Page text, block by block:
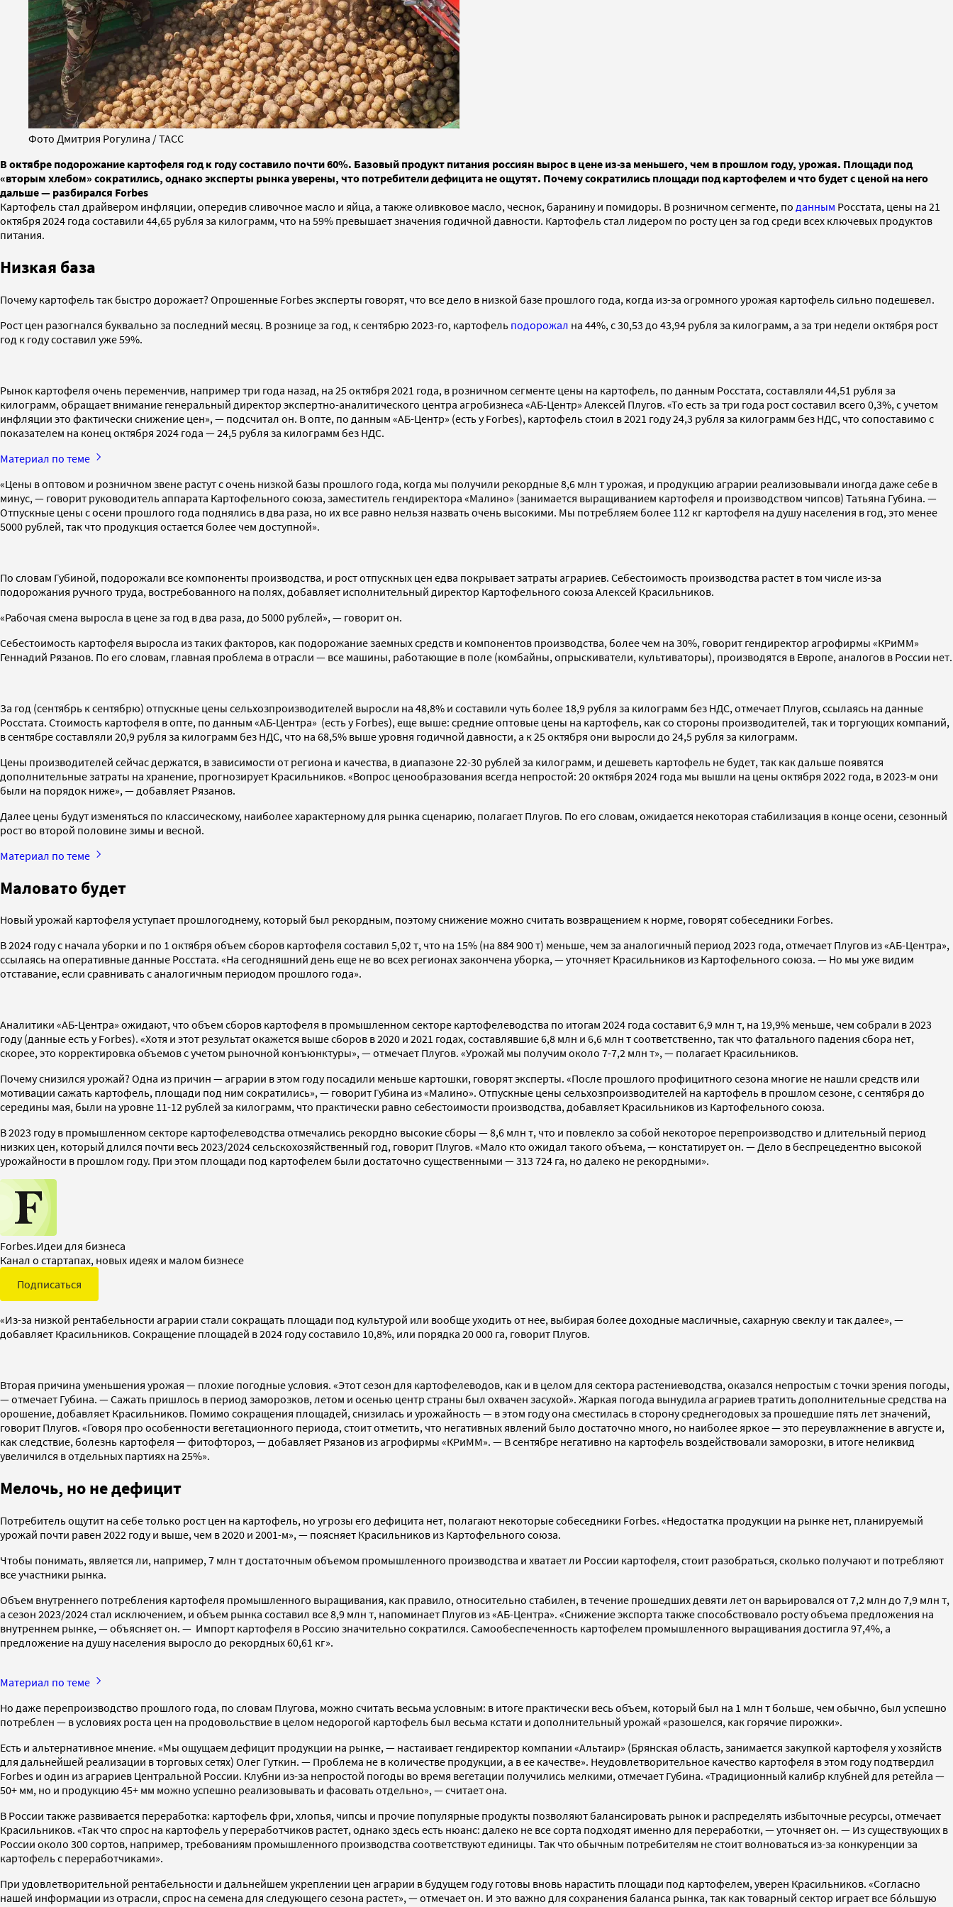
Фото Дмитрия Рогулина / ТАСС
В октябре подорожание картофеля год к году составило почти 60%. Базовый продукт питания россиян вырос в цене из-за меньшего, чем в прошлом году, урожая. Площади под
«вторым хлебом» сократились, однако эксперты рынка уверены, что потребители дефицита не ощутят. Почему сократились площади под картофелем и что будет с ценой на него
дальше — разбирался Forbes
Картофель стал драйвером инфляции, опередив сливочное масло и яйца, а также оливковое масло, чеснок, баранину и помидоры. В розничном сегменте, по данным Росстата, цены на 21
октября 2024 года составили 44,65 рубля за килограмм, что на 59% превышает значения годичной давности. Картофель стал лидером по росту цен за год среди всех ключевых продуктов
питания.
Низкая база
Почему картофель так быстро дорожает? Опрошенные Forbes эксперты говорят, что все дело в низкой базе прошлого года, когда из-за огромного урожая картофель сильно подешевел.
Рост цен разогнался буквально за последний месяц. В рознице за год, к сентябрю 2023-го, картофель подорожал на 44%, с 30,53 до 43,94 рубля за килограмм, а за три недели октября рост
год к году составил уже 59%.
Рынок картофеля очень переменчив, например три года назад, на 25 октября 2021 года, в розничном сегменте цены на картофель, по данным Росстата, составляли 44,51 рубля за
килограмм, обращает внимание генеральный директор экспертно-аналитического центра агробизнеса «АБ-Центр» Алексей Плугов. «То есть за три года рост составил всего 0,3%, с учетом
инфляции это фактически снижение цен», — подсчитал он. В опте, по данным «АБ-Центр» (есть у Forbes), картофель стоил в 2021 году 24,3 рубля за килограмм без НДС, что сопоставимо с
показателем на конец октября 2024 года — 24,5 рубля за килограмм без НДС.
Материал по теме
«Цены в оптовом и розничном звене растут с очень низкой базы прошлого года, когда мы получили рекордные 8,6 млн т урожая, и продукцию аграрии реализовывали иногда даже себе в
минус, — говорит руководитель аппарата Картофельного союза, заместитель гендиректора «Малино» (занимается выращиванием картофеля и производством чипсов) Татьяна Губина. —
Отпускные цены с осени прошлого года поднялись в два раза, но их все равно нельзя назвать очень высокими. Мы потребляем более 112 кг картофеля на душу населения в год, это менее
5000 рублей, так что продукция остается более чем доступной».
По словам Губиной, подорожали все компоненты производства, и рост отпускных цен едва покрывает затраты аграриев. Себестоимость производства растет в том числе из-за
подорожания ручного труда, востребованного на полях, добавляет исполнительный директор Картофельного союза Алексей Красильников.
«Рабочая смена выросла в цене за год в два раза, до 5000 рублей», — говорит он.
Себестоимость картофеля выросла из таких факторов, как подорожание заемных средств и компонентов производства, более чем на 30%, говорит гендиректор агрофирмы «КРиММ»
Геннадий Рязанов. По его словам, главная проблема в отрасли — все машины, работающие в поле (комбайны, опрыскиватели, культиваторы), производятся в Европе, аналогов в России нет.
За год (сентябрь к сентябрю) отпускные цены сельхозпроизводителей выросли на 48,8% и составили чуть более 18,9 рубля за килограмм без НДС, отмечает Плугов, ссылаясь на данные
Росстата. Стоимость картофеля в опте, по данным «АБ-Центра» (есть у Forbes), еще выше: средние оптовые цены на картофель, как со стороны производителей, так и торгующих компаний,
в сентябре составляли 20,9 рубля за килограмм без НДС, что на 68,5% выше уровня годичной давности, а к 25 октября они выросли до 24,5 рубля за килограмм.
Цены производителей сейчас держатся, в зависимости от региона и качества, в диапазоне 22-30 рублей за килограмм, и дешеветь картофель не будет, так как дальше появятся
дополнительные затраты на хранение, прогнозирует Красильников. «Вопрос ценообразования всегда непростой: 20 октября 2024 года мы вышли на цены октября 2022 года, в 2023-м они
были на порядок ниже», — добавляет Рязанов.
Далее цены будут изменяться по классическому, наиболее характерному для рынка сценарию, полагает Плугов. По его словам, ожидается некоторая стабилизация в конце осени, сезонный
рост во второй половине зимы и весной.
Материал по теме
Маловато будет
Новый урожай картофеля уступает прошлогоднему, который был рекордным, поэтому снижение можно считать возвращением к норме, говорят собеседники Forbes.
В 2024 году с начала уборки и по 1 октября объем сборов картофеля составил 5,02 т, что на 15% (на 884 900 т) меньше, чем за аналогичный период 2023 года, отмечает Плугов из «АБ-Центра»,
ссылаясь на оперативные данные Росстата. «На сегодняшний день еще не во всех регионах закончена уборка, — уточняет Красильников из Картофельного союза. — Но мы уже видим
отставание, если сравнивать с аналогичным периодом прошлого года».
Аналитики «АБ-Центра» ожидают, что объем сборов картофеля в промышленном секторе картофелеводства по итогам 2024 года составит 6,9 млн т, на 19,9% меньше, чем собрали в 2023
году (данные есть у Forbes). «Хотя и этот результат окажется выше сборов в 2020 и 2021 годах, составлявшие 6,8 млн и 6,6 млн т соответственно, так что фатального падения сбора нет,
скорее, это корректировка объемов с учетом рыночной конъюнктуры», — отмечает Плугов. «Урожай мы получим около 7-7,2 млн т», — полагает Красильников.
Почему снизился урожай? Одна из причин — аграрии в этом году посадили меньше картошки, говорят эксперты. «После прошлого профицитного сезона многие не нашли средств или
мотивации сажать картофель, площади под ним сократились», — говорит Губина из «Малино». Отпускные цены сельхозпроизводителей на картофель в прошлом сезоне, с сентября до
середины мая, были на уровне 11-12 рублей за килограмм, что практически равно себестоимости производства, добавляет Красильников из Картофельного союза.
В 2023 году в промышленном секторе картофелеводства отмечались рекордно высокие сборы — 8,6 млн т, что и повлекло за собой некоторое перепроизводство и длительный период
низких цен, который длился почти весь 2023/2024 сельскохозяйственный год, говорит Плугов. «Мало кто ожидал такого объема, — констатирует он. — Дело в беспрецедентно высокой
урожайности в прошлом году. При этом площади под картофелем были достаточно существенными — 313 724 га, но далеко не рекордными».
Forbes.Идеи для бизнеса
Канал о стартапах, новых идеях и малом бизнесе
Подписаться
«Из-за низкой рентабельности аграрии стали сокращать площади под культурой или вообще уходить от нее, выбирая более доходные масличные, сахарную свеклу и так далее», —
добавляет Красильников. Сокращение площадей в 2024 году составило 10,8%, или порядка 20 000 га, говорит Плугов.
Вторая причина уменьшения урожая — плохие погодные условия. «Этот сезон для картофелеводов, как и в целом для сектора растениеводства, оказался непростым с точки зрения погоды,
— отмечает Губина. — Сажать пришлось в период заморозков, летом и осенью центр страны был охвачен засухой». Жаркая погода вынудила аграриев тратить дополнительные средства на
орошение, добавляет Красильников. Помимо сокращения площадей, снизилась и урожайность — в этом году она сместилась в сторону среднегодовых за прошедшие пять лет значений,
говорит Плугов. «Говоря про особенности вегетационного периода, стоит отметить, что негативных явлений было достаточно много, но наиболее яркое — это переувлажнение в августе и,
как следствие, болезнь картофеля — фитофтороз, — добавляет Рязанов из агрофирмы «КРиММ». — В сентябре негативно на картофель воздействовали заморозки, в итоге неликвид
увеличился в отдельных партиях на 25%».
Мелочь, но не дефицит
Потребитель ощутит на себе только рост цен на картофель, но угрозы его дефицита нет, полагают некоторые собеседники Forbes. «Недостатка продукции на рынке нет, планируемый
урожай почти равен 2022 году и выше, чем в 2020 и 2001-м», — поясняет Красильников из Картофельного союза.
Чтобы понимать, является ли, например, 7 млн т достаточным объемом промышленного производства и хватает ли России картофеля, стоит разобраться, сколько получают и потребляют
все участники рынка.
Объем внутреннего потребления картофеля промышленного выращивания, как правило, относительно стабилен, в течение прошедших девяти лет он варьировался от 7,2 млн до 7,9 млн т,
а сезон 2023/2024 стал исключением, и объем рынка составил все 8,9 млн т, напоминает Плугов из «АБ-Центра». «Снижение экспорта также способствовало росту объема предложения на
внутреннем рынке, — объясняет он. — Импорт картофеля в Россию значительно сократился. Самообеспеченность картофелем промышленного выращивания достигла 97,4%, а
предложение на душу населения выросло до рекордных 60,61 кг».
Материал по теме
Но даже перепроизводство прошлого года, по словам Плугова, можно считать весьма условным: в итоге практически весь объем, который был на 1 млн т больше, чем обычно, был успешно
потреблен — в условиях роста цен на продовольствие в целом недорогой картофель был весьма кстати и дополнительный урожай «разошелся, как горячие пирожки».
Есть и альтернативное мнение. «Мы ощущаем дефицит продукции на рынке, — настаивает гендиректор компании «Альтаир» (Брянская область, занимается закупкой картофеля у хозяйств
для дальнейшей реализации в торговых сетях) Олег Гуткин. — Проблема не в количестве продукции, а в ее качестве». Неудовлетворительное качество картофеля в этом году подтвердил
Forbes и один из аграриев Центральной России. Клубни из-за непростой погоды во время вегетации получились мелкими, отмечает Губина. «Традиционный калибр клубней для ретейла —
50+ мм, но и продукцию 45+ мм можно успешно реализовывать и фасовать отдельно», — считает она.
В России также развивается переработка: картофель фри, хлопья, чипсы и прочие популярные продукты позволяют балансировать рынок и распределять избыточные ресурсы, отмечает
Красильников. «Так что спрос на картофель у переработчиков растет, однако здесь есть нюанс: далеко не все сорта подходят именно для переработки, — уточняет он. — Из существующих в
России около 300 сортов, например, требованиям промышленного производства соответствуют единицы. Так что обычным потребителям не стоит волноваться из-за конкуренции за
картофель с переработчиками».
При удовлетворительной рентабельности и дальнейшем укреплении цен аграрии в будущем году готовы вновь нарастить площади под картофелем, уверен Красильников. «Согласно
нашей информации из отрасли, спрос на семена для следующего сезона растет», — отмечает он. И это важно для сохранения баланса рынка, так как товарный сектор играет все бóльшую